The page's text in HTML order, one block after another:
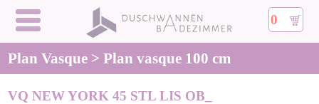
0
Plan Vasque > Plan vasque 100 cm
VQ NEW YORK 45 STL LIS OB_